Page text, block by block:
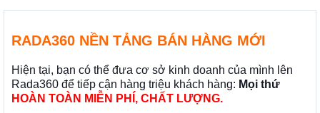
RADA360 NỀN TẢNG BÁN HÀNG MỚI
Hiện tại, bạn có thể đưa cơ sở kinh doanh của mình lên
Rada360 để tiếp cận hàng triệu khách hàng: Mọi thứ
HOÀN TOÀN MIỄN PHÍ, CHẤT LƯỢNG.